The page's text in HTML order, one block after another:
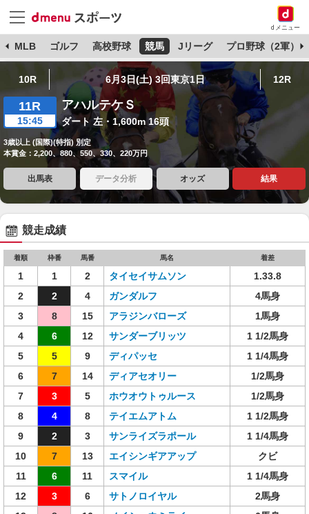
dメニュー
MLB ゴルフ 高校野球 競馬 Jリーグ プロ野球（2軍）
10R 6月3日(土) 3回東京1日 12R
11R
15:45
アハルテケＳ
ダート 左・1,600m 16頭
3歳以上 (国際)(特指) 別定
本賞金：2,200、880、550、330、220万円
出馬表 データ分析 オッズ 結果
競走成績
着順 枠番 馬番 馬名 着差
1 1 2 タイセイサムソン
1.33.8
2
2 4 ガンダルフ
4馬身
3
8 15 アラジンバローズ
1馬身
4
6 12 サンダーブリッツ
1 1/2馬身
5
5 9 ディパッセ
1 1/4馬身
6
7 14 ディアセオリー
1/2馬身
7
3 5 ホウオウトゥルース
1/2馬身
8
4 8 テイエムアトム
1 1/2馬身
9
2 3 サンライズラポール
1 1/4馬身
10
7 13 エイシンギアアップ
クビ
11
6 11 スマイル
1 1/4馬身
12
3 6 サトノロイヤル
2馬身